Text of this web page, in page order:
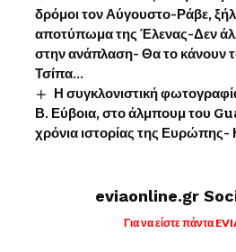
δρόμοι τον Αύγουστο-Ράβε,
αποτύπωμα της Έλενας-Δεν
στην ανάπλαση- Θα το κάνουν
Τσίπα…
Η συγκλονιστική
Β. Εύβοια, στο άλμπουμ του
χρόνια ιστορίας της Ευρώπης-
eviaonline.gr
Για να είστε πάντα